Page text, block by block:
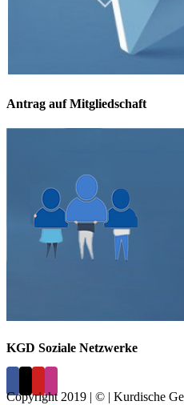
Antrag auf Mitgliedschaft
KGD Soziale Netzwerke
Copyright 2019 | © | Kurdische